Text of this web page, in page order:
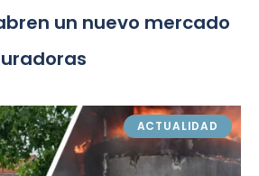
un nuevo mercado
ACTUALIDAD